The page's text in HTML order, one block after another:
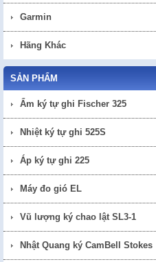
Garmin
Hãng Khác
SẢN PHẨM
Ẩm ký tự ghi Fischer 325
Nhiệt ký tự ghi 525S
Áp ký tự ghi 225
Máy đo gió EL
Vũ lượng ký chao lật SL3-1
Nhật Quang ký CamBell Stokes